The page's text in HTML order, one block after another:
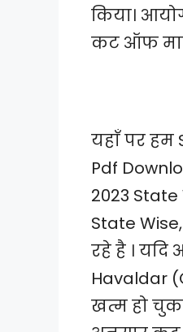
किया।
कट ऑफ
यहाँ पर हम
Pdf
2023 State
State
रहे है । यदि
Havaldar
खत्म हो